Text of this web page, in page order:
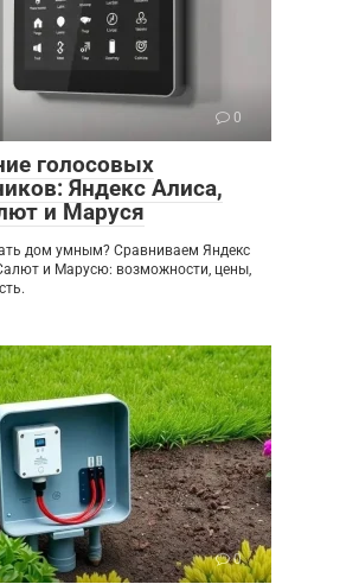
0
голосовых
Яндекс Алиса,
и Маруся
дом умным? Сравниваем Яндекс
и Марусю: возможности, цены,
0